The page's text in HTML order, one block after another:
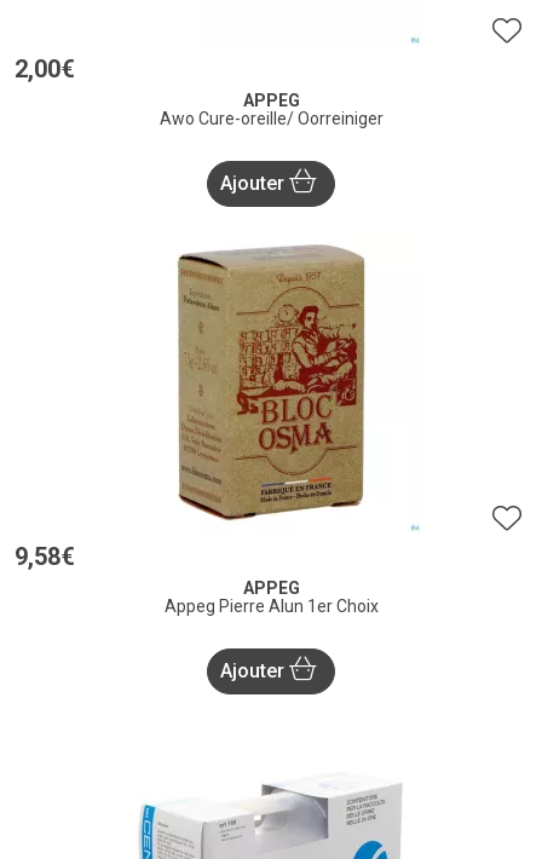
2,00€
APPEG
Awo Cure-oreille/ Oorreiniger
Ajouter
9,58€
APPEG
Appeg Pierre Alun 1er Choix
Ajouter